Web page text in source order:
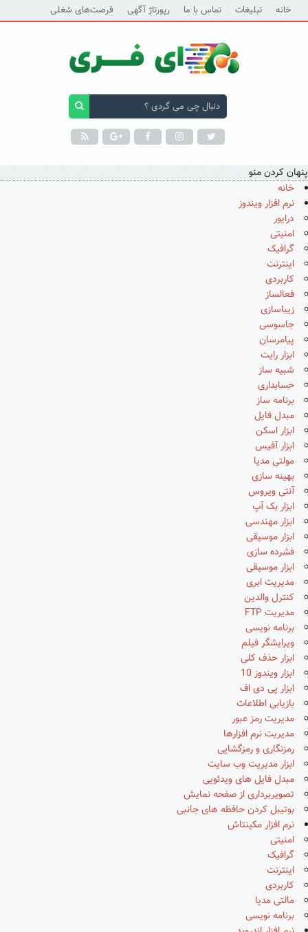
خانه تبلیغات تماس با ما رپورتاژ آگهی فرصت‌های شغلی
پنهان کردن منو
خانه
نرم افزار ویندوز
درایور
امنیتی
گرافیک
اینترنت
کاربردی
فعالساز
زیباسازی
جاسوسی
پیامرسان
ابزار رایت
شبیه ساز
حسابداری
برنامه ساز
مبدل فایل
ابزار اسکن
ابزار آفیس
مولتی مدیا
بهینه سازی
آنتی ویروس
ابزار بک آپ
ابزار مهندسی
ابزار موسیقی
فشرده سازی
ابزار موسیقی
مدیریت ابری
کنترل والدین
مدیریت FTP
برنامه نویسی
ویرایشگر فیلم
ابزار حذف کلی
ابزار ویندوز 10
ابزار پی دی اف
بازیابی اطلاعات
مدیریت رمز عبور
مدیریت نرم افزارها
رمزنگاری و رمزگشایی
ابزار مدیریت وب سایت
مبدل فایل های ویدئویی
تصویربرداری از صفحه نمایش
بوتیبل کردن حافظه های جانبی
نرم افزار مکینتاش
امنیتی
گرافیک
اینترنت
کاربردی
مالتی مدیا
برنامه نویسی